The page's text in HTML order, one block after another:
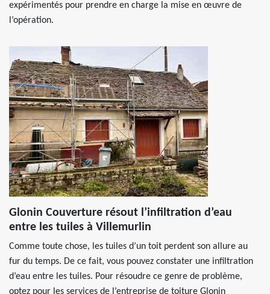
expérimentés pour prendre en charge la mise en œuvre de
l’opération.
Glonin Couverture résout l’infiltration d’eau
entre les tuiles à Villemurlin
Comme toute chose, les tuiles d’un toit perdent son allure au
fur du temps. De ce fait, vous pouvez constater une infiltration
d’eau entre les tuiles. Pour résoudre ce genre de problème,
optez pour les services de l’entreprise de toiture Glonin